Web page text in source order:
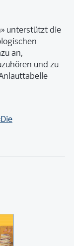
unterstützt die
an,
und zu